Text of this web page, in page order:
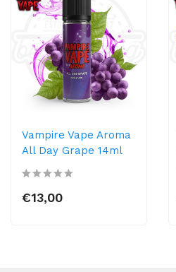
Vampire Vape Aroma
All Day Grape 14ml
€13,00